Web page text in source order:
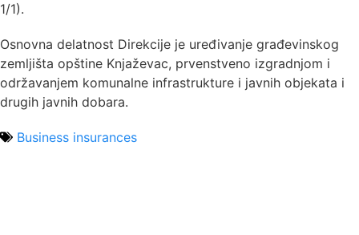
1/1).
Osnovna delatnost Direkcije je uređivanje građevinskog
zemljišta opštine Knjaževac, prvenstveno izgradnjom i
održavanjem komunalne infrastrukture i javnih objekata i
drugih javnih dobara.
Business insurances